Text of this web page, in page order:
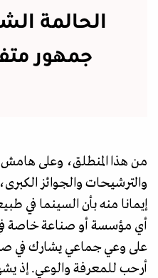
الحالمة
جمهور
من هذا المنطلق، وعلى
والترشيحات والجوائز
إيمانا منه بأن السينما في
أي مؤسسة أو صناعة خاصة في
على وعي جماعي يشارك في
أرحب للمعرفة والوعي. إذ